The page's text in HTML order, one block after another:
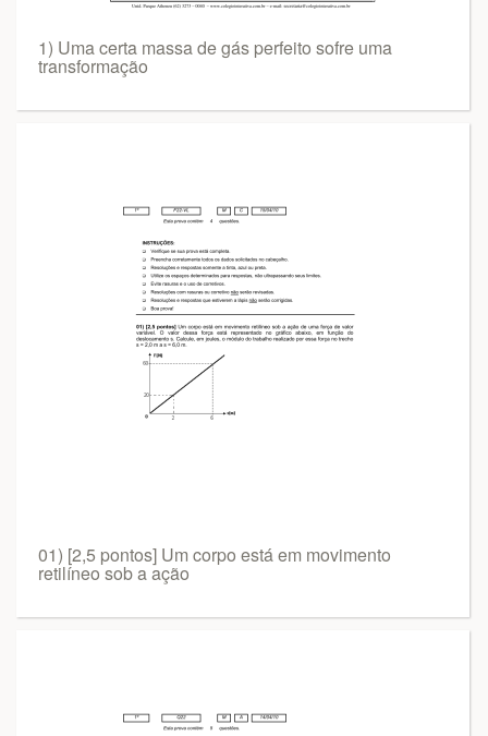
1) Uma certa massa de gás perfeito sofre uma
transformação
01) [2,5 pontos] Um corpo está em movimento
retilíneo sob a ação